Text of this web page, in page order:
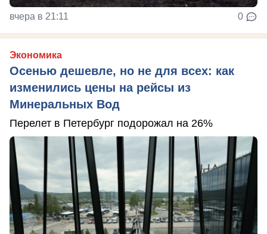
вчера в 21:11 0
Экономика
Осенью дешевле, но не для всех: как
изменились цены на рейсы из
Минеральных Вод
Перелет в Петербург подорожал на 26%